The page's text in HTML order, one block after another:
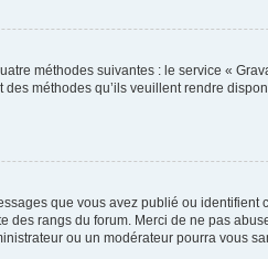
méthodes suivantes : le service «
méthodes qu’ils veuillent rendre
que vous avez publié ou
rangs du forum. Merci de ne pas
ou un modérateur pourra vous